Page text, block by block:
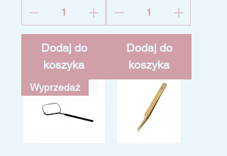
Dodaj do
koszyka
Dodaj do
koszyka
Wyprzedaż